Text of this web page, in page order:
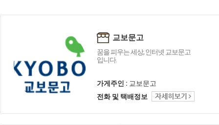
교보문고
꿈을 피우는 세상, 인터넷 교보문고
입니다.
가게주인 : 교보문고
전화 및 택배정보